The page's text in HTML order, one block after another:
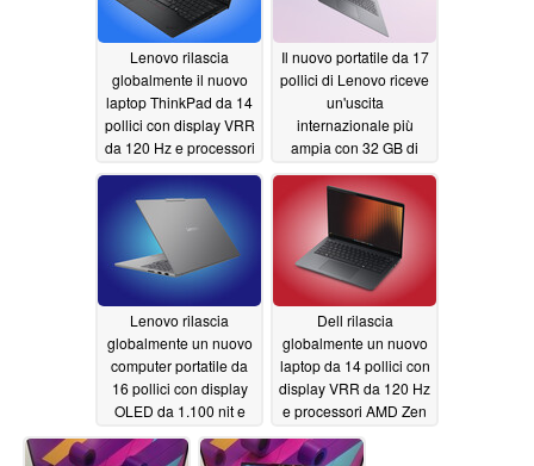
Lenovo rilascia
globalmente il nuovo
laptop ThinkPad da 14
pollici con display VRR
da 120 Hz e processori
06/09/2026
Il nuovo portatile da 17
pollici di Lenovo riceve
un'uscita
internazionale più
ampia con 32 GB di
Wildcat Lake06/09/2026
Lenovo rilascia
globalmente un nuovo
computer portatile da
16 pollici con display
OLED da 1.100 nit e
06/09/2026
Dell rilascia
globalmente un nuovo
laptop da 14 pollici con
display VRR da 120 Hz
e processori AMD Zen
06/09/2026